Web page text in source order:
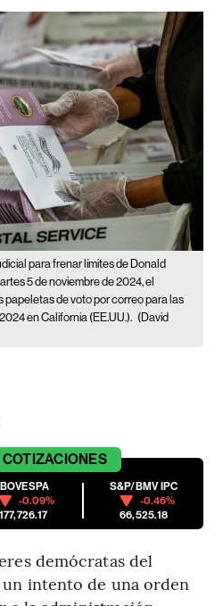
para frenar límites de Donald
5 de noviembre de 2024, el
de voto por correo para las
en California (EE.UU.). (David
COTIZACIONES
IBOVESPA
-0.09%
177,726.17
S&P/BMV IPC
-0.46%
66,525.18
demócratas del
intento de una orden